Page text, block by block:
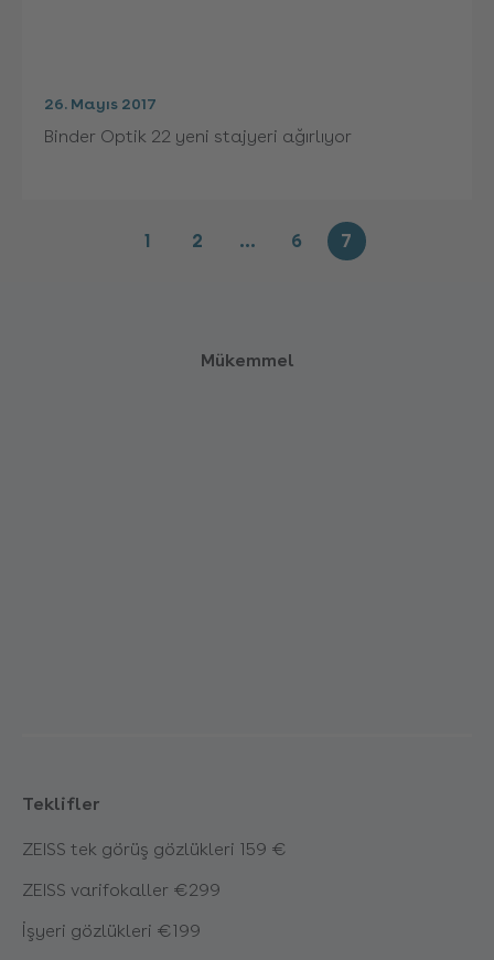
26. Mayıs 2017
Binder Optik 22 yeni stajyeri ağırlıyor
1 2 … 6 7
Mükemmel
Teklifler
ZEISS tek görüş gözlükleri 159 €
ZEISS varifokaller €299
İşyeri gözlükleri €199